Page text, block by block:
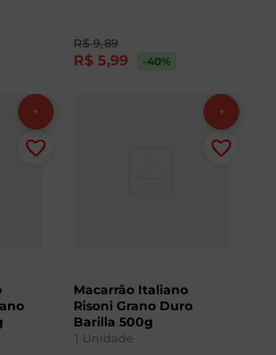
R$ 9,89
R$ 5,99 -40%
Macarrão Italiano
Risoni Grano Duro
Barilla 500g
1 Unidade